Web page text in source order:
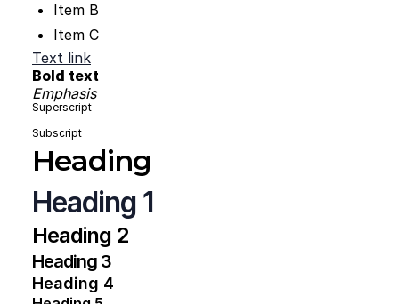
Item B
Item C
Text link
Bold text
Emphasis
Superscript
Subscript
Heading
Heading 1
Heading 2
Heading 3
Heading 4